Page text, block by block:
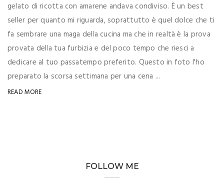
gelato di ricotta con amarene andava condiviso. È un best
seller per quanto mi riguarda, soprattutto è quel dolce che ti
fa sembrare una maga della cucina ma che in realtà è la prova
provata della tua furbizia e del poco tempo che riesci a
dedicare al tuo passatempo preferito. Questo in foto l'ho
preparato la scorsa settimana per una cena ...
READ MORE
FOLLOW ME